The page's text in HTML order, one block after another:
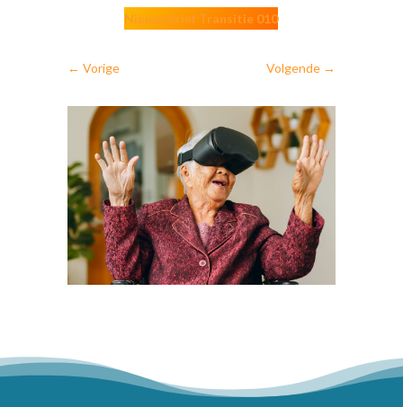
Nieuwsbrief Transitie 010
← Vorige Volgende →